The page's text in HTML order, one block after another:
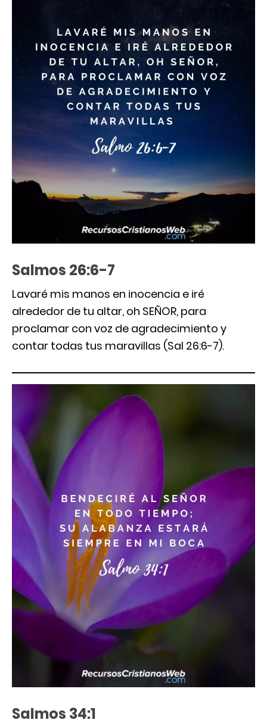
Salmos 26:6-7
Lavaré mis manos en inocencia e iré
alrededor de tu altar, oh SEÑOR, para
proclamar con voz de agradecimiento y
contar todas tus maravillas (Sal 26:6-7).
Salmos 34:1